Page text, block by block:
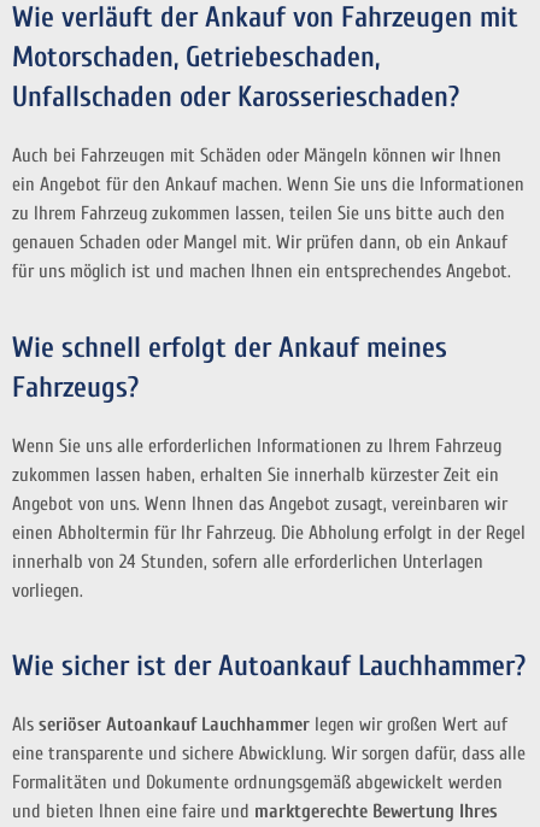
Wie verläuft der Ankauf von Fahrzeugen mit
Motorschaden, Getriebeschaden,
Unfallschaden oder Karosserieschaden?
Auch bei Fahrzeugen mit Schäden oder Mängeln können wir Ihnen
ein Angebot für den Ankauf machen. Wenn Sie uns die Informationen
zu Ihrem Fahrzeug zukommen lassen, teilen Sie uns bitte auch den
genauen Schaden oder Mangel mit. Wir prüfen dann, ob ein Ankauf
für uns möglich ist und machen Ihnen ein entsprechendes Angebot.
Wie schnell erfolgt der Ankauf meines
Fahrzeugs?
Wenn Sie uns alle erforderlichen Informationen zu Ihrem Fahrzeug
zukommen lassen haben, erhalten Sie innerhalb kürzester Zeit ein
Angebot von uns. Wenn Ihnen das Angebot zusagt, vereinbaren wir
einen Abholtermin für Ihr Fahrzeug. Die Abholung erfolgt in der Regel
innerhalb von 24 Stunden, sofern alle erforderlichen Unterlagen
vorliegen.
Wie sicher ist der Autoankauf Lauchhammer?
Als seriöser Autoankauf Lauchhammer legen wir großen Wert auf
eine transparente und sichere Abwicklung. Wir sorgen dafür, dass alle
Formalitäten und Dokumente ordnungsgemäß abgewickelt werden
und bieten Ihnen eine faire und marktgerechte Bewertung Ihres